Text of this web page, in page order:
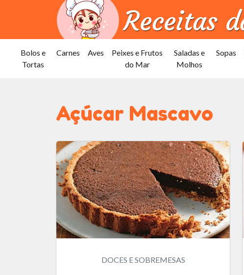
Bolos e
Tortas
Carnes Aves
Peixes e Frutos
do Mar
Saladas e
Molhos
Sopas
Açúcar Mascavo
DOCES E SOBREMESAS